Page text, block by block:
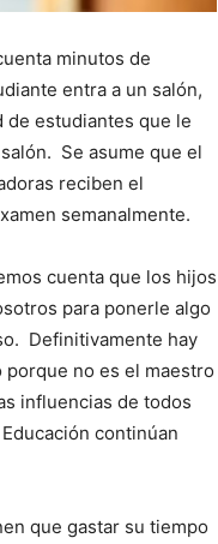
minutos de
entra a un salón,
de estudiantes que le
Se asume que el
reciben el
semanalmente.
cuenta que los hijos
para ponerle algo
Definitivamente hay
no es el maestro
influencias de todos
continúan
que gastar su tiempo